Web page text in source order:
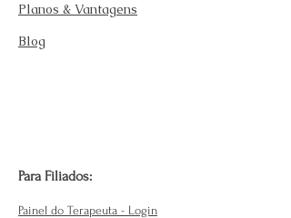
Planos & Vantagens
Blog
Para Filiados:
Painel do Terapeuta - Login